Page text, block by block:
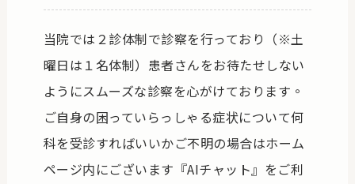
当院では２診体制で診察を行っており（※土
曜日は１名体制）患者さんをお待たせしない
ようにスムーズな診察を心がけております。
ご自身の困っていらっしゃる症状について何
科を受診すればいいかご不明の場合はホーム
ページ内にございます『AIチャット』をご利